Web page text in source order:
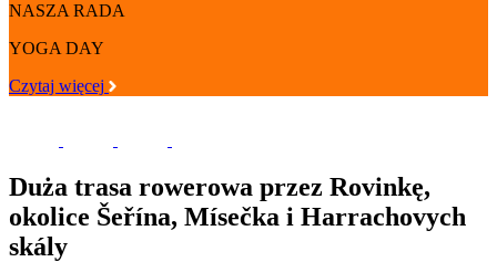
NASZA RADA
YOGA DAY
Czytaj więcej
Duża trasa rowerowa przez Rovinkę,
okolice Šeřína, Mísečka i Harrachovych
skály